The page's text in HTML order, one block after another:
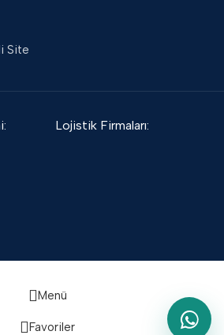
Site
Lojistik Firmaları:
Menü
Favoriler